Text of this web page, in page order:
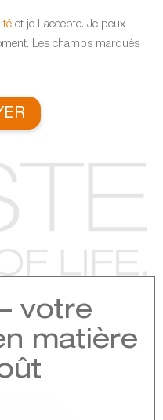
et je l'accepte. Je peux
Les champs marqués
votre
matière